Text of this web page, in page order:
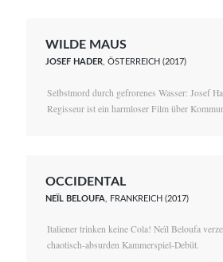
WILDE MAUS
JOSEF HADER, ÖSTERREICH (2017)
Selbstmord durch gefrorenes Wasser: Josef
Regisseur ist ein harmloser Film über
OCCIDENTAL
NEÏL BELOUFA , FRANKREICH (2017)
Italiener trinken keine Cola! Neïl Beloufa
chaotisch-absurden Kammerspiel-Debüt.